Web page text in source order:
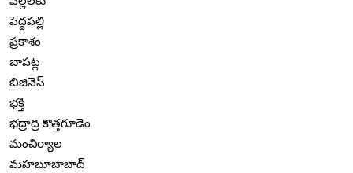
పెద్దపల్లి
ప్రకాశం
బాపట్ల
బిజినెస్
భక్తి
భద్రాద్రి కొత్తగూడెం
మంచిర్యాల
మహబూబాబాద్